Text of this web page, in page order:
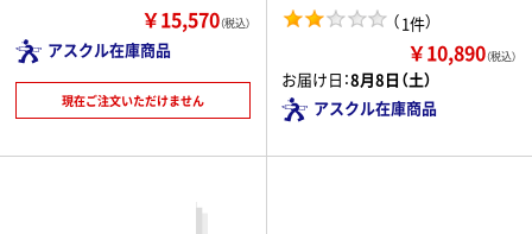
￥15,570（税込）
アスクル在庫商品
現在ご注文いただけません
（1件）
￥10,890（税込）
お届け日：8月8日（土）
アスクル在庫商品